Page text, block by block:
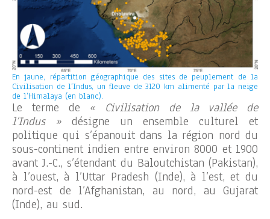
En jaune, répartition géographique des sites de peuplement de la
Civilisation de l’Indus, un fleuve de 3120 km alimenté par la neige
de l’Himalaya (en blanc).
Le terme de « Civilisation de la vallée de
l’Indus » désigne un ensemble culturel et
politique qui s’épanouit dans la région nord du
sous-continent indien entre environ 8000 et 1900
avant J.-C., s’étendant du Baloutchistan (Pakistan),
à l’ouest, à l’Uttar Pradesh (Inde), à l’est, et du
nord-est de l’Afghanistan, au nord, au Gujarat
(Inde), au sud.